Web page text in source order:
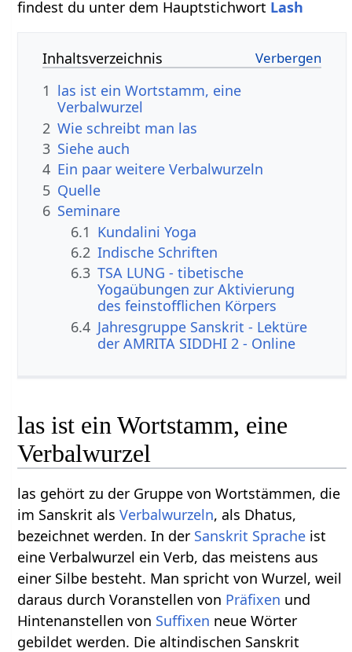
findest du unter dem Hauptstichwort Lash
Inhaltsverzeichnis
1 las ist ein Wortstamm, eine
Verbalwurzel
2 Wie schreibt man las
3 Siehe auch
4 Ein paar weitere Verbalwurzeln
5 Quelle
6 Seminare
6.1 Kundalini Yoga
6.2 Indische Schriften
6.3 TSA LUNG - tibetische
Yogaübungen zur Aktivierung
des feinstofflichen Körpers
6.4 Jahresgruppe Sanskrit - Lektüre
der AMRITA SIDDHI 2 - Online
las ist ein Wortstamm, eine
Verbalwurzel
las gehört zu der Gruppe von Wortstämmen, die
im Sanskrit alsVerbalwurzeln, als Dhatus,
bezeichnet werden. In der Sanskrit Sprache ist
eine Verbalwurzel ein Verb, das meistens aus
einer Silbe besteht. Man spricht von Wurzel, weil
daraus durch Voranstellen von Präfixen und
Hintenanstellen von Suffixen neue Wörter
gebildet werden. Die altindischen Sanskrit